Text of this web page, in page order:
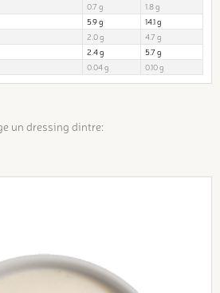
0.7 g
1.8 g
5.9 g
14.1 g
2.0 g
4.7 g
2.4 g
5.7 g
0.04 g 0.10 g
un dressing dintre: